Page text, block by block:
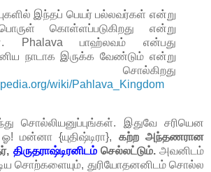
இந்தப் பெயர் பல்லவர்கள் என்று
கொள்ளப்படுகிறது என்று
Phalava பாஹ்லவம் என்பது
நாடாக இருக்க வேண்டும் என்று
சொல்கிறது
wiki/Pahlava_Kingdom
சொல்லியனுப்புங்கள். இதுவே சரியென
மன்னா {யுதிஷ்டிரா}, கற்ற அந்தணரான
திருதராஷ்டிரனிடம்செல்லட்டும்.அவனிடம்
சொற்களையும், துரியோதனனிடம் சொல்ல